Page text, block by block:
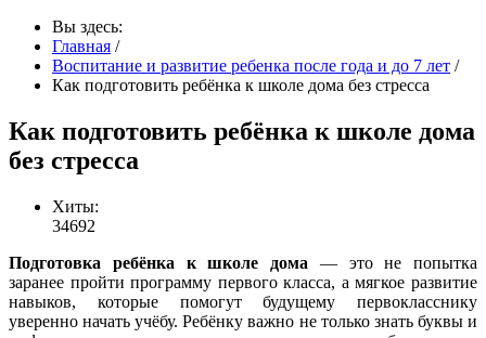
Вы здесь:
Главная /
Воспитание и развитие ребенка после года и до 7 лет /
Как подготовить ребёнка к школе дома без стресса
Как подготовить ребёнка к школе дома
без стресса
Хиты:
34692
Подготовка ребёнка к школе дома — это не попытка
заранее пройти программу первого класса, а мягкое развитие
навыков, которые помогут будущему первокласснику
уверенно начать учёбу. Ребёнку важно не только знать буквы и